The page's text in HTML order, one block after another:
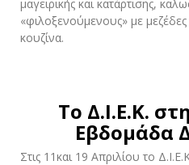
μαγειρικής και κατάρτισης,
«φιλοξενούμενους» με
κουζίνα.
Το Δ.Ι.Ε.Κ.
Εβδομάδα
Στις 11και 19 Απριλίου το